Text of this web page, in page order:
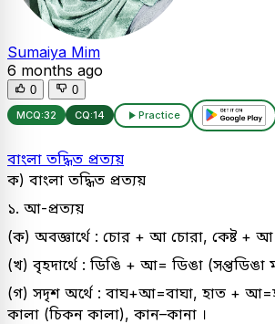
Sumaiya Mim
6 months ago
0 0
MCQ:32 CQ:14 Practice
বাংলা তদ্ধিত প্রত্যয়
ক) বাংলা তদ্ধিত প্রত্যয়
১. আ-প্রত্যয়
(ক) অবজ্ঞার্থে : চোর + আ চোরা, কেষ্ট + আ
(খ) বৃহদার্থে : ডিঙি + আ= ডিঙা (সপ্তডিঙা
(গ) সদৃশ অর্থে : বাঘ+আ=বাঘা, হাত +
কালা (চিকন কালা), কান–কানা ।